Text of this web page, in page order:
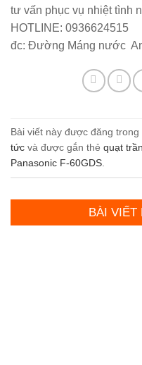
tư vấn phục vụ nhiệt tình
HOTLINE: 0936624515
đc: Đường Máng nước
Bài viết này được đăng trong
tức và được gắn thẻ quạt trần
Panasonic F-60GDS.
BÀI VIẾT